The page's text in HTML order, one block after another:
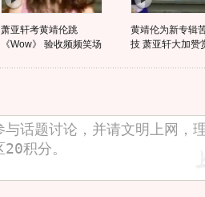
萧亚轩考黄靖伦跳
《Wow》 验收频频笑场
黄靖伦为新专辑
技 萧亚轩大加赞